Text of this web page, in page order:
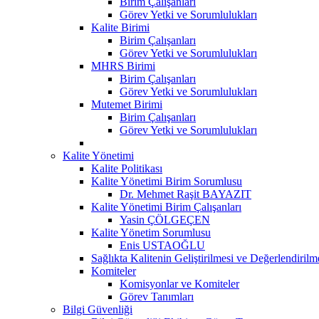
Görev Yetki ve Sorumlulukları
Kalite Birimi
Birim Çalışanları
Görev Yetki ve Sorumlulukları
MHRS Birimi
Birim Çalışanları
Görev Yetki ve Sorumlulukları
Mutemet Birimi
Birim Çalışanları
Görev Yetki ve Sorumlulukları
Kalite Yönetimi
Kalite Politikası
Kalite Yönetimi Birim Sorumlusu
Dr. Mehmet Raşit BAYAZIT
Kalite Yönetimi Birim Çalışanları
Yasin ÇÖLGEÇEN
Kalite Yönetim Sorumlusu
Enis USTAOĞLU
Sağlıkta Kalitenin Geliştirilmesi ve
Komiteler
Komisyonlar ve Komiteler
Görev Tanımları
Bilgi Güvenliği